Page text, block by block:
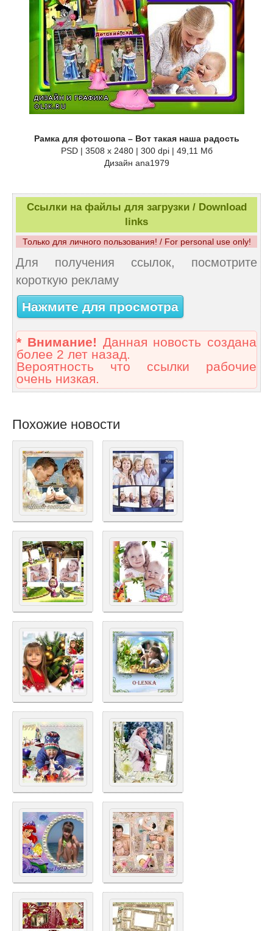
Рамка для фотошопа – Вот такая наша радость
PSD | 3508 x 2480 | 300 dpi | 49,11 Мб
Дизайн аnа1979
Ссылки на файлы для загрузки / Download
links
Только для личного пользования! / For personal use only!
Для получения ссылок, посмотрите
короткую рекламу
Нажмите для просмотра
* Внимание! Данная новость создана
более 2 лет назад.
Вероятность что ссылки рабочие
очень низкая.
Похожие новости